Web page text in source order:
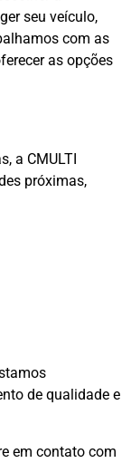
seu veículo,
com as
as opções
a CMULTI
próximas,
de qualidade e
em contato com